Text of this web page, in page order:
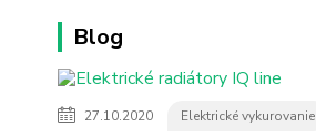
Blog
27.10.2020 Elektrické vykurovanie